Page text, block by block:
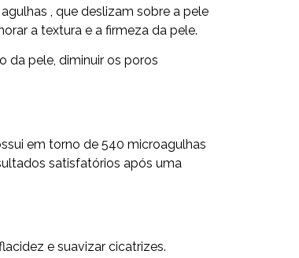
, que deslizam sobre a pele
a textura e a firmeza da pele.
da pele, diminuir os poros
em torno de 540 microagulhas
satisfatórios após uma
e suavizar cicatrizes.